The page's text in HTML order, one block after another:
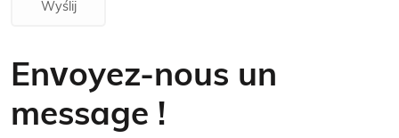
Wyślij
Envoyez-nous un
message !